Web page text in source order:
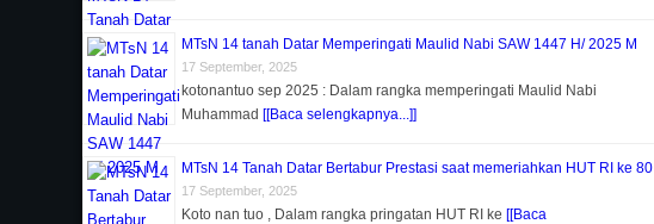
MTsN 14 tanah Datar Memperingati Maulid Nabi SAW 1447 H/ 2025 M
17 September, 2025
kotonantuo sep 2025 : Dalam rangka memperingati Maulid Nabi
Muhammad [[Baca selengkapnya...]]
MTsN 14 Tanah Datar Bertabur Prestasi saat memeriahkan HUT RI ke 80
17 September, 2025
Koto nan tuo , Dalam rangka pringatan HUT RI ke [[Baca